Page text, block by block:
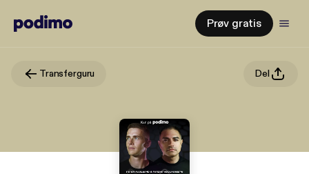
Prøv gratis
Transferguru Del